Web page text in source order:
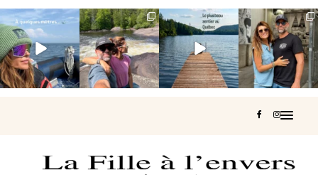
Voir une baleine
en photo, c’est
impressionnant
🐋...
Les Laurentides,
le Québec
version nature.
...
Et si je te disais
qu’il existe un
sentier où tu...
127 37
Montréal, une
très belle
surprise 🇨🇦
453